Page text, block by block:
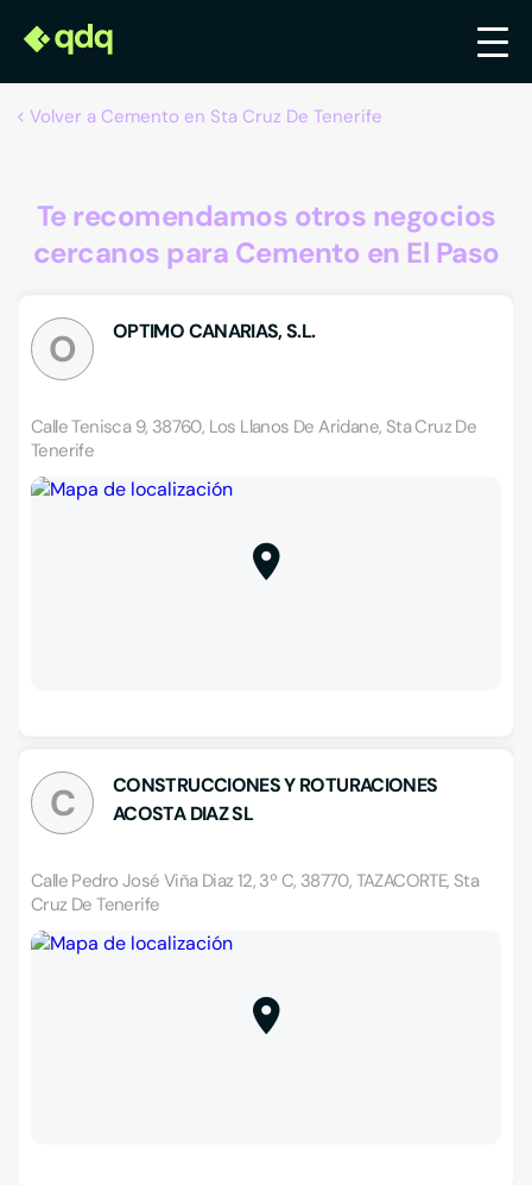
Volver a Cemento en Sta Cruz De Tenerife
Te recomendamos otros negocios
cercanos para Cemento en El Paso
O OPTIMO CANARIAS, S.L.
Calle Tenisca 9, 38760, Los Llanos De Aridane, Sta Cruz De
Tenerife
C
CONSTRUCCIONES Y ROTURACIONES
ACOSTA DIAZ SL
Calle Pedro José Viña Diaz 12, 3º C, 38770, TAZACORTE, Sta
Cruz De Tenerife